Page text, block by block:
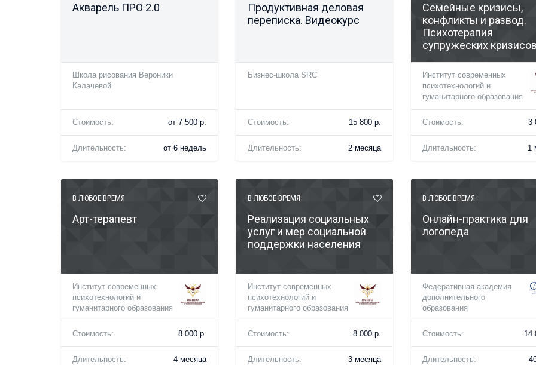
Акварель ПРО 2.0
Школа рисования Вероники
Калачевой
Стоимость: от 7 500 р.
Длительность: от 6 недель
Продуктивная деловая
переписка. Видеокурс
Бизнес-школа SRC
Стоимость: 15 800 р.
Длительность: 2 месяца
Семейные кризисы,
конфликты и развод.
Психотерапия
супружеских кризисов
Институт современных
психотехнологий и
гуманитарного образования
Стоимость: 3
Длительность: 1
В ЛЮБОЕ ВРЕМЯ
Арт-терапевт
Институт современных
психотехнологий и
гуманитарного образования
Стоимость: 8 000 р.
Длительность: 4 месяца
В ЛЮБОЕ ВРЕМЯ
Реализация социальных
услуг и мер социальной
поддержки населения
Институт современных
психотехнологий и
гуманитарного образования
Стоимость: 8 000 р.
Длительность: 3 месяца
В ЛЮБОЕ ВРЕМЯ
Онлайн-практика для
логопеда
Федеративная академия
дополнительного
образования
Стоимость: 14
Длительность: